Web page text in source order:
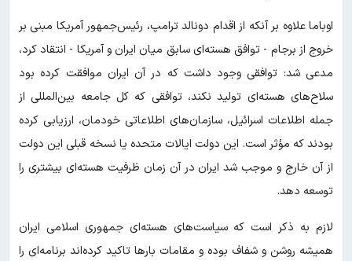
اوباما علاوه بر آنکه از اقدام دونالد ترامپ، رئیس‌جمهور آمریکا مبنی بر
خروج از برجام - توافق هسته‌ای سابق میان ایران و آمریکا - انتقاد کرد،
مدعی شد: توافقی وجود داشت که در آن ایران موافقت کرده بود
سلاح‌های هسته‌ای تولید نکند، توافقی که کل جامعه بین‌المللی از
جمله اطلاعات اسرائیل، سازمان‌های اطلاعاتی خودمان، ارزیابی کرده
بودند که مؤثر است. این دولت ایالات متحده یا نسخه قبلی این دولت
از آن خارج و موجب شد ایران در آن زمان ظرفیت هسته‌ای بیشتری را
توسعه دهد.
لازم به ذکر است که سیاست‌های هسته‌ای جمهوری اسلامی ایران
همیشه روشن و شفاف بوده و مقامات بارها تاکید کرده‌اند برنامه‌ای را